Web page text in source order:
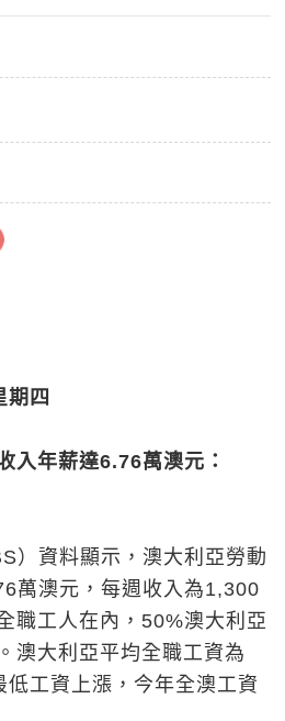
期四
入年薪達6.76萬澳元：
）資料顯示，澳大利亞勞動
萬澳元，每週收入為1,300
職工人在內，50%澳大利亞
澳大利亞平均全職工資為
工資上漲，今年全澳工資